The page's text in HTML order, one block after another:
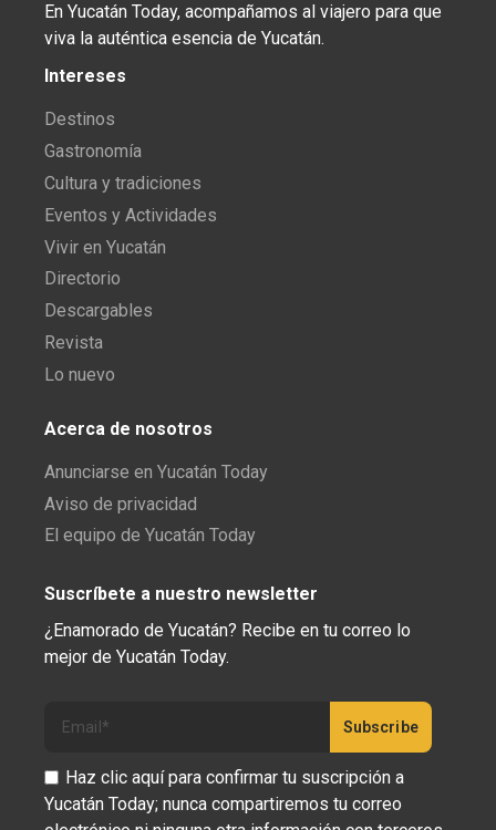
En Yucatán Today, acompañamos al viajero para que
viva la auténtica esencia de Yucatán.
Intereses
Destinos
Gastronomía
Cultura y tradiciones
Eventos y Actividades
Vivir en Yucatán
Directorio
Descargables
Revista
Lo nuevo
Acerca de nosotros
Anunciarse en Yucatán Today
Aviso de privacidad
El equipo de Yucatán Today
Suscríbete a nuestro newsletter
¿Enamorado de Yucatán? Recibe en tu correo lo
mejor de Yucatán Today.
Haz clic aquí para confirmar tu suscripción a
Yucatán Today; nunca compartiremos tu correo